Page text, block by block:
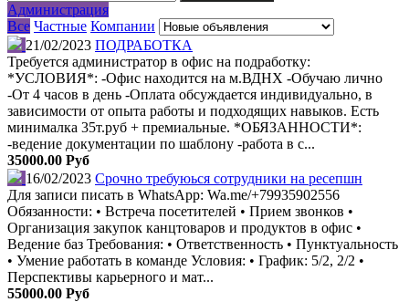
Администрация
Все Частные Компании
21/02/2023 ПОДРАБОТКА
Требуется администратор в офис на подработку:
*УСЛОВИЯ*: -Офис находится на м.ВДНХ -Обучаю лично
-От 4 часов в день -Оплата обсуждается индивидуально, в
зависимости от опыта работы и подходящих навыков. Есть
минималка 35т.руб + премиальные. *ОБЯЗАННОСТИ*:
-ведение документации по шаблону -работа в с...
35000.00 Руб
16/02/2023 Срочно требуюься сотрудники на ресепшн
Для записи писать в WhatsApp: Wa.me/+79935902556
Обязанности: • Встреча посетителей • Прием звонков •
Организация закупок канцтоваров и продуктов в офис •
Ведение баз Требования: • Ответственность • Пунктуальность
• Умение работать в команде Условия: • График: 5/2, 2/2 •
Перспективы карьерного и мат...
55000.00 Руб